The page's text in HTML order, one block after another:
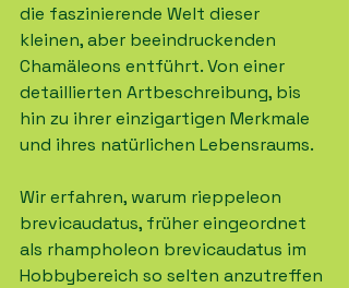
die faszinierende Welt dieser
kleinen, aber beeindruckenden
Chamäleons entführt. Von einer
detaillierten Artbeschreibung, bis
hin zu ihrer einzigartigen Merkmale
und ihres natürlichen Lebensraums.
Wir erfahren, warum rieppeleon
brevicaudatus, früher eingeordnet
als rhampholeon brevicaudatus im
Hobbybereich so selten anzutreffen